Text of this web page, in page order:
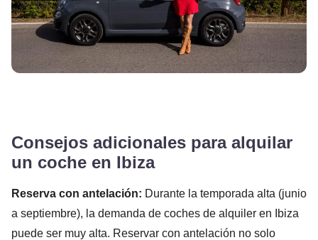
Consejos adicionales para alquilar
un coche en Ibiza
Reserva con antelación: Durante la temporada alta (junio
a septiembre), la demanda de coches de alquiler en Ibiza
puede ser muy alta. Reservar con antelación no solo